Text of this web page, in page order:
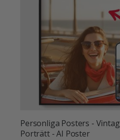
Personliga Posters -
Porträtt - AI Poster